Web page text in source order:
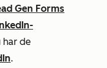
Gen Forms
de
.